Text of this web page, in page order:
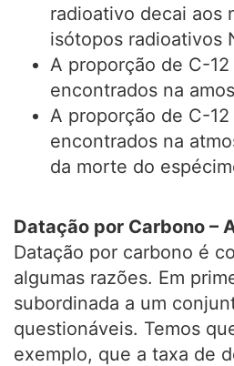
radioativo decai aos
isótopos radioativos
A proporção de C-
encontrados na
A proporção de C-
encontrados na
da morte do
Datação por Carbono –
Datação por carbono é
algumas razões. Em
subordinada a um
questionáveis. Temos
exemplo, que a taxa de